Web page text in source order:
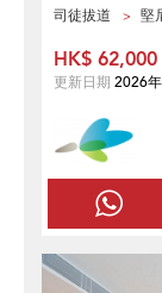
司徒拔道 堅
HK$ 62,000
更新日期 2026